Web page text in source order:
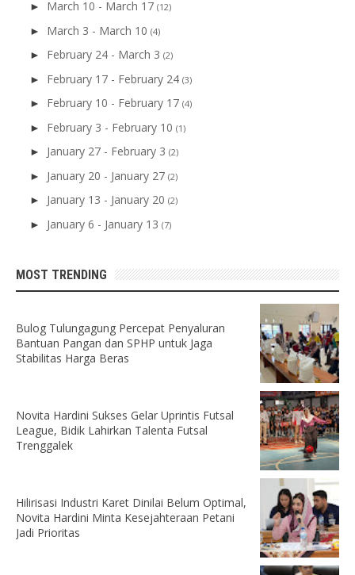
► March 10 - March 17 (12)
► March 3 - March 10 (4)
► February 24 - March 3 (2)
► February 17 - February 24 (3)
► February 10 - February 17 (4)
► February 3 - February 10 (1)
► January 27 - February 3 (2)
► January 20 - January 27 (2)
► January 13 - January 20 (2)
► January 6 - January 13 (7)
MOST TRENDING
Bulog Tulungagung Percepat Penyaluran
Bantuan Pangan dan SPHP untuk Jaga
Stabilitas Harga Beras
Novita Hardini Sukses Gelar Uprintis Futsal
League, Bidik Lahirkan Talenta Futsal
Trenggalek
Hilirisasi Industri Karet Dinilai Belum Optimal,
Novita Hardini Minta Kesejahteraan Petani
Jadi Prioritas